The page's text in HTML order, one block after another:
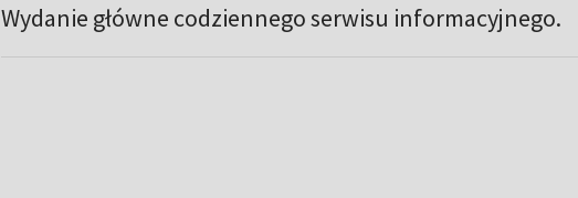
Wydanie główne codziennego serwisu informacyjnego.